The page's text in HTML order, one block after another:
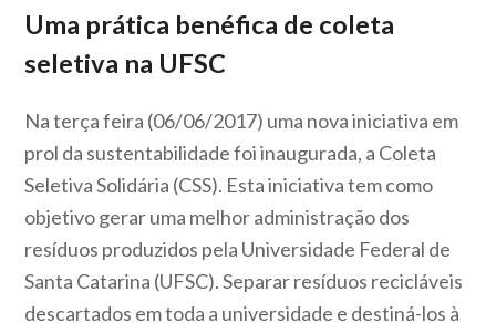
Uma prática benéfica de coleta
seletiva na UFSC
Na terça feira (06/06/2017) uma nova iniciativa em
prol da sustentabilidade foi inaugurada, a Coleta
Seletiva Solidária (CSS). Esta iniciativa tem como
objetivo gerar uma melhor administração dos
resíduos produzidos pela Universidade Federal de
Santa Catarina (UFSC). Separar resíduos recicláveis
descartados em toda a universidade e destiná-los à